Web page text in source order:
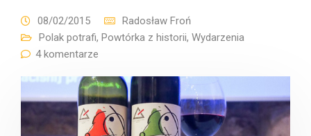
08/02/2015
Radosław Froń
Polak potrafi, Powtórka z historii, Wydarzenia
4 komentarze